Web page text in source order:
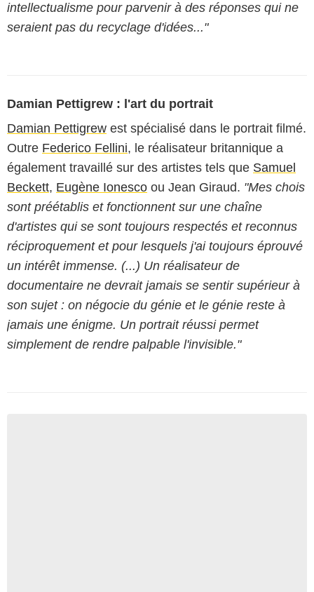
intellectualisme pour parvenir à des réponses qui ne
seraient pas du recyclage d'idées..."
Damian Pettigrew : l'art du portrait
Damian Pettigrew est spécialisé dans le portrait filmé.
Outre Federico Fellini, le réalisateur britannique a
également travaillé sur des artistes tels que Samuel
Beckett, Eugène Ionesco ou Jean Giraud. "Mes chois
sont préétablis et fonctionnent sur une chaîne
d'artistes qui se sont toujours respectés et reconnus
réciproquement et pour lesquels j'ai toujours éprouvé
un intérêt immense. (...) Un réalisateur de
documentaire ne devrait jamais se sentir supérieur à
son sujet : on négocie du génie et le génie reste à
jamais une énigme. Un portrait réussi permet
simplement de rendre palpable l'invisible."